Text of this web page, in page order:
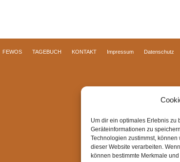
Um dir ein optimales Erlebnis zu
Geräteinformationen zu
Technologien zustimmst,
dieser Website verarbeiten.
können bestimmte Merkmale
FEWOS TAGEBUCH KONTAKT Impressum Datenschutz